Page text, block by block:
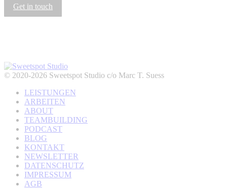
Get in touch
© 2020-2026 Sweetspot Studio c/o Marc T. Suess
LEISTUNGEN
ARBEITEN
ABOUT
TEAMBUILDING
PODCAST
BLOG
KONTAKT
NEWSLETTER
DATENSCHUTZ
IMPRESSUM
AGB